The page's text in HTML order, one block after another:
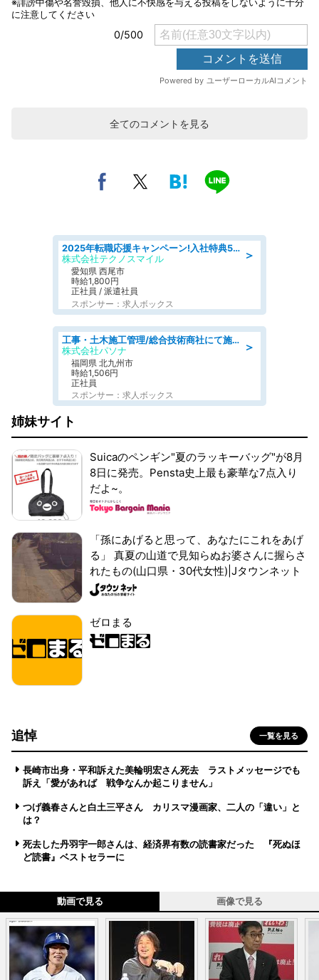
全てのコメントを見る
＞
2025年転職応援キャンペーン!入社特典58万円/デンソーで働こう!自動車工場で小型部品の検査業務 denso aichi
株式会社テクノスマイル
愛知県 西尾市
時給1,800円
正社員 / 派遣社員
スポンサー：求人ボックス
＞
工事・土木施工管理/総合技術商社にて施工管理のお仕事/即日勤務可/車通勤可/工事・土木施工管理/生産・品質管理
株式会社パソナ
福岡県 北九州市
時給1,506円
正社員
スポンサー：求人ボックス
姉妹サイト
Suicaのペンギン"夏のラッキーバッグ"が8月
8日に発売。Pensta史上最も豪華な7点入り
だよ~。
「孫にあげると思って、あなたにこれをあげ
る」 真夏の山道で見知らぬお婆さんに握らさ
れたもの(山口県・30代女性)|Jタウンネット
ゼロまる
追悼 一覧を見る
長崎市出身・平和訴えた美輪明宏さん死去 ラストメッセージでも
訴え「愛があれば 戦争なんか起こりません」
つげ義春さんと白土三平さん カリスマ漫画家、二人の「違い」と
は？
死去した丹羽宇一郎さんは、経済界有数の読書家だった 『死ぬほ
ど読書』ベストセラーに
動画で見る 画像で見る